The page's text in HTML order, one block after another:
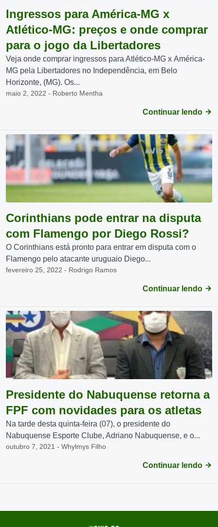
Ingressos para América-MG x
Atlético-MG: preços e onde comprar
para o jogo da Libertadores
Veja onde comprar ingressos para Atlético-MG x América-
MG pela Libertadores no Independência, em Belo
Horizonte, (MG). Os...
maio 2, 2022 - Roberto Mentha
Continuar lendo
Corinthians pode entrar na disputa
com Flamengo por Diego Rossi?
O Corinthians está pronto para entrar em disputa com o
Flamengo pelo atacante uruguaio Diego...
fevereiro 25, 2022 - Rodrigo Ramos
Continuar lendo
Presidente do Nabuquense retorna a
FPF com novidades para os atletas
Na tarde desta quinta-feira (07), o presidente do
Nabuquense Esporte Clube, Adriano Nabuquense, e o...
outubro 7, 2021 - Whylmys Filho
Continuar lendo